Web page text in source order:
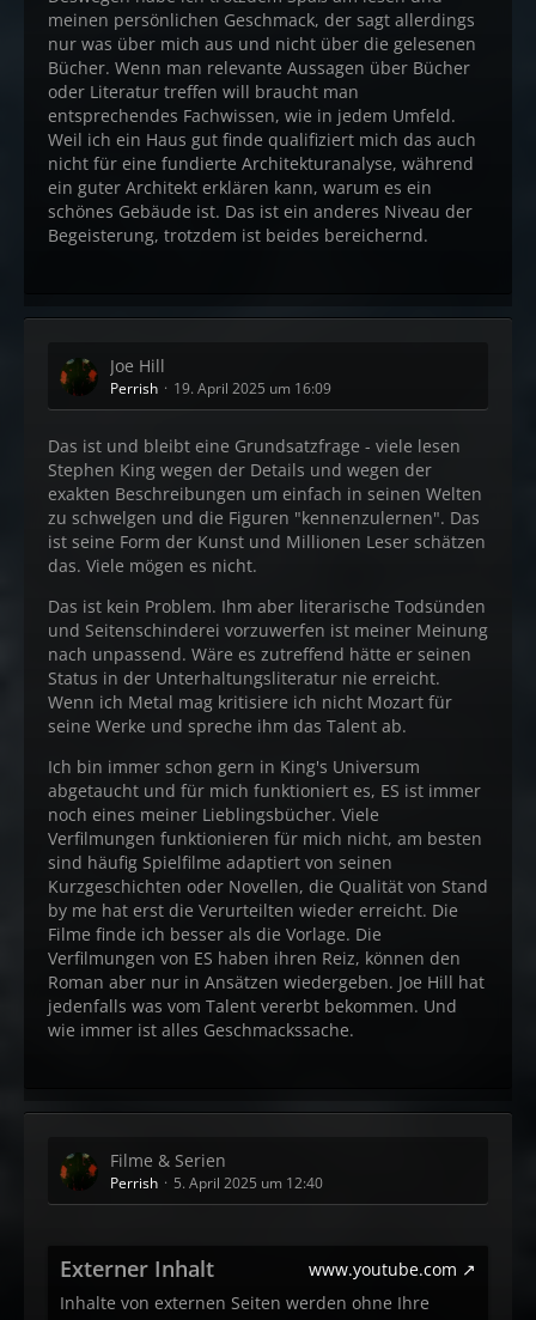
meinen persönlichen Geschmack, der sagt allerdings
nur was über mich aus und nicht über die gelesenen
Bücher. Wenn man relevante Aussagen über Bücher
oder Literatur treffen will braucht man
entsprechendes Fachwissen, wie in jedem Umfeld.
Weil ich ein Haus gut finde qualifiziert mich das auch
nicht für eine fundierte Architekturanalyse, während
ein guter Architekt erklären kann, warum es ein
schönes Gebäude ist. Das ist ein anderes Niveau der
Begeisterung, trotzdem ist beides bereichernd.
Joe Hill
Perrish 19. April 2025 um 16:09
Das ist und bleibt eine Grundsatzfrage - viele lesen
Stephen King wegen der Details und wegen der
exakten Beschreibungen um einfach in seinen Welten
zu schwelgen und die Figuren "kennenzulernen". Das
ist seine Form der Kunst und Millionen Leser schätzen
das. Viele mögen es nicht.
Das ist kein Problem. Ihm aber literarische Todsünden
und Seitenschinderei vorzuwerfen ist meiner Meinung
nach unpassend. Wäre es zutreffend hätte er seinen
Status in der Unterhaltungsliteratur nie erreicht.
Wenn ich Metal mag kritisiere ich nicht Mozart für
seine Werke und spreche ihm das Talent ab.
Ich bin immer schon gern in King's Universum
abgetaucht und für mich funktioniert es, ES ist immer
noch eines meiner Lieblingsbücher. Viele
Verfilmungen funktionieren für mich nicht, am besten
sind häufig Spielfilme adaptiert von seinen
Kurzgeschichten oder Novellen, die Qualität von Stand
by me hat erst die Verurteilten wieder erreicht. Die
Filme finde ich besser als die Vorlage. Die
Verfilmungen von ES haben ihren Reiz, können den
Roman aber nur in Ansätzen wiedergeben. Joe Hill hat
jedenfalls was vom Talent vererbt bekommen. Und
wie immer ist alles Geschmackssache.
Filme & Serien
Perrish 5. April 2025 um 12:40
Externer Inhalt
www.youtube.com
Inhalte von externen Seiten werden ohne Ihre